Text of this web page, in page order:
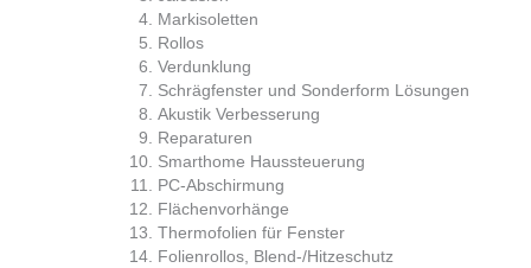
Markisoletten
Rollos
Verdunklung
Schrägfenster und Sonderform Lösungen
Akustik Verbesserung
Reparaturen
Smarthome Haussteuerung
PC-Abschirmung
Flächenvorhänge
Thermofolien für Fenster
Folienrollos, Blend-/Hitzeschutz